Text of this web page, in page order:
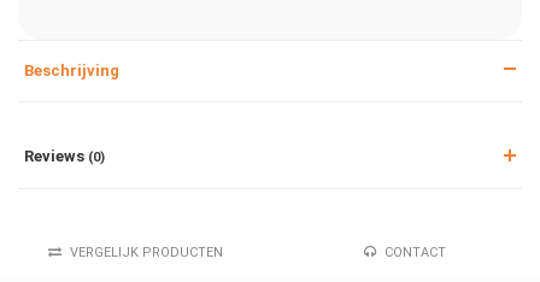
Beschrijving
Reviews (0)
VERGELIJK PRODUCTEN CONTACT